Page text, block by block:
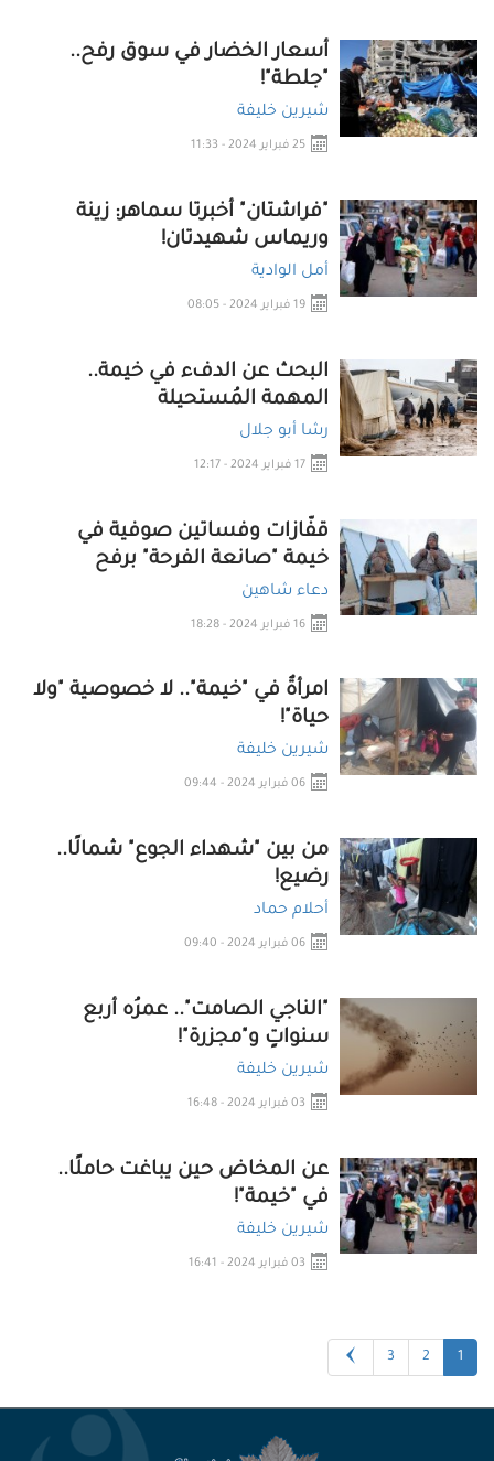
أسعار الخضار في سوق رفح..
"جلطة"!
شيرين خليفة
25 فبراير 2024 - 11:33
"فراشتان" أخبرتا سماهر: زينة
وريماس شهيدتان!
أمل الوادية
19 فبراير 2024 - 08:05
البحث عن الدفء في خيمة..
المهمة المُستحيلة
رشا أبو جلال
17 فبراير 2024 - 12:17
قفّازات وفساتين صوفية في
خيمة "صانعة الفرحة" برفح
دعاء شاهين
16 فبراير 2024 - 18:28
امرأةٌ في "خيمة".. لا خصوصية "ولا
حياة"!
شيرين خليفة
06 فبراير 2024 - 09:44
من بين "شهداء الجوع" شمالًا..
رضيع!
أحلام حماد
06 فبراير 2024 - 09:40
"الناجي الصامت".. عمرُه أربع
سنواتٍ و"مجزرة"!
شيرين خليفة
03 فبراير 2024 - 16:48
عن المخاض حين يباغت حاملًا..
في "خيمة"!
شيرين خليفة
03 فبراير 2024 - 16:41
1
2
3